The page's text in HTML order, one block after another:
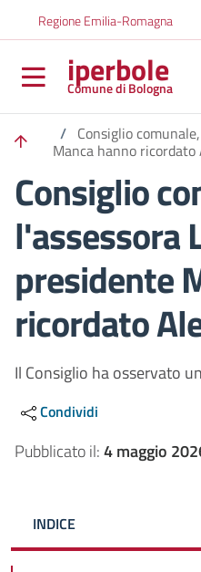
Regione Emilia-Romagna
iperbole
Comune di Bologna
/ Consiglio
Manca hanno ricordato
Consiglio
l'assessora
presidente
ricordato
Il Consiglio ha osservato
Condividi
Pubblicato il:4 maggio
INDICE